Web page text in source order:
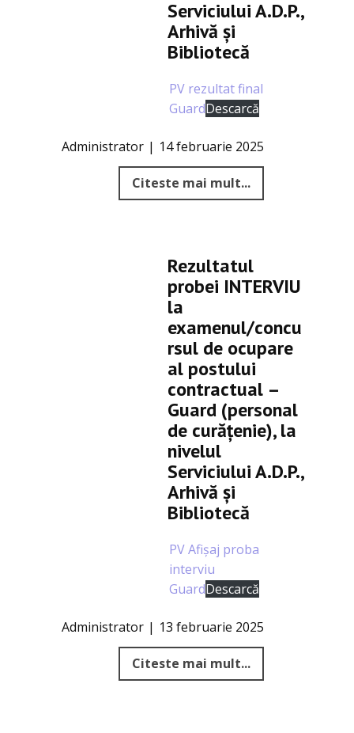
Serviciului A.D.P.,
Arhivă şi
Bibliotecă
PV rezultat final
GuardDescarcă
Administrator 14 februarie 2025
Citeste mai mult...
Rezultatul
probei INTERVIU
la
examenul/concu
rsul de ocupare
al postului
contractual –
Guard (personal
de curățenie), la
nivelul
Serviciului A.D.P.,
Arhivă şi
Bibliotecă
PV Afișaj proba
interviu
GuardDescarcă
Administrator 13 februarie 2025
Citeste mai mult...